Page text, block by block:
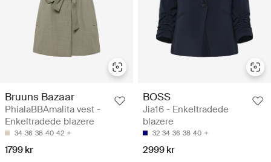
Bruuns Bazaar
PhialaBBAmalita vest -
Enkeltradede blazere
34 36 38 40 42
1799 kr
BOSS
Jia16 - Enkeltradede
blazere
32 34 36 38 40
2999 kr